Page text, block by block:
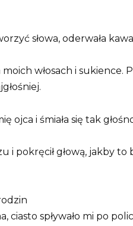
słowa, oderwała
włosach i sukience.
ojca i śmiała się tak
i pokręcił głową, jakby
ciasto spływało mi po